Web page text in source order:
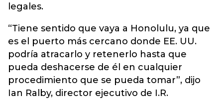
legales.
“Tiene sentido que vaya a Honolulu, ya que
es el puerto más cercano donde EE. UU.
podría atracarlo y retenerlo hasta que
pueda deshacerse de él en cualquier
procedimiento que se pueda tomar”, dijo
Ian Ralby, director ejecutivo de I.R.